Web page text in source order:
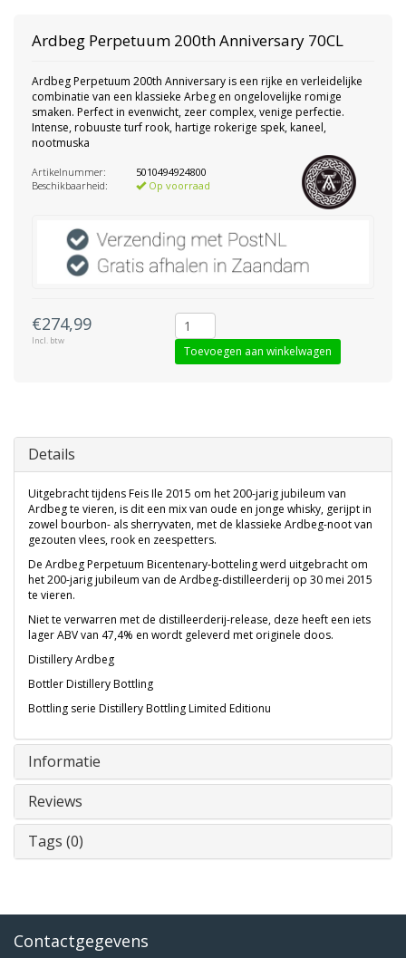
Ardbeg Perpetuum 200th Anniversary 70CL
Ardbeg Perpetuum 200th Anniversary is een rijke en verleidelijke
combinatie van een klassieke Arbeg en ongelovelijke romige
smaken. Perfect in evenwicht, zeer complex, venige perfectie.
Intense, robuuste turf rook, hartige rokerige spek, kaneel,
nootmuska
Artikelnummer:
5010494924800
Beschikbaarheid:
Op voorraad
€274,99
Incl. btw
Toevoegen aan winkelwagen
Details
Uitgebracht tijdens Feis Ile 2015 om het 200-jarig jubileum van
Ardbeg te vieren, is dit een mix van oude en jonge whisky, gerijpt in
zowel bourbon- als sherryvaten, met de klassieke Ardbeg-noot van
gezouten vlees, rook en zeespetters.
De Ardbeg Perpetuum Bicentenary-botteling werd uitgebracht om
het 200-jarig jubileum van de Ardbeg-distilleerderij op 30 mei 2015
te vieren.
Niet te verwarren met de distilleerderij-release, deze heeft een iets
lager ABV van 47,4% en wordt geleverd met originele doos.
Distillery Ardbeg
Bottler Distillery Bottling
Bottling serie Distillery Bottling Limited Editionu
Informatie
Reviews
Tags (0)
Contactgegevens